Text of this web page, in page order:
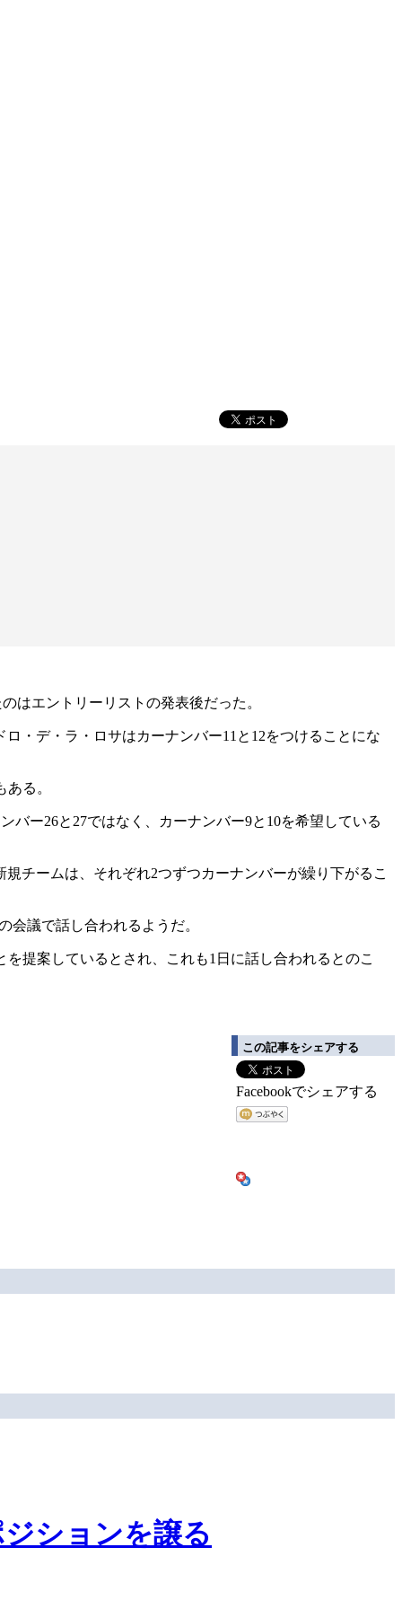
はエントリーリストの発表後だった。
・デ・ラ・ロサはカーナンバー11と12をつけることにな
る。
ー26と27ではなく、カーナンバー9と10を希望している
チームは、それぞれ2つずつカーナンバーが繰り下がるこ
会議で話し合われるようだ。
提案しているとされ、これも1日に話し合われるとのこ
この記事をシェアする
Facebookでシェアする
ションを譲る